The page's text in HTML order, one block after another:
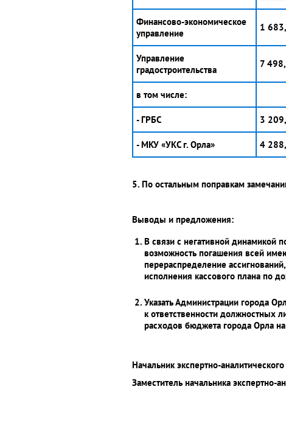
Финансово-экономическое
управление
1
Управление
градостроительства
7
в том числе:
- ГРБС 3
- МКУ «УКС г. Орла» 4
5. По остальным поправкам
Выводы и предложения:
В связи с негативной динамикой
возможность погашения всей
перераспределение
исполнения кассового плана по
Указать Администрации города
к ответственности должностных
расходов бюджета города Орла
Начальник экспертно-
Заместитель начальника экспертно-